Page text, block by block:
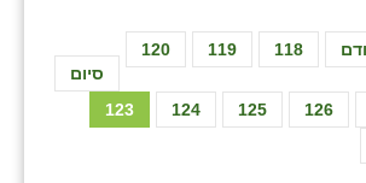
118
119
120
123 124 125 126
סיום